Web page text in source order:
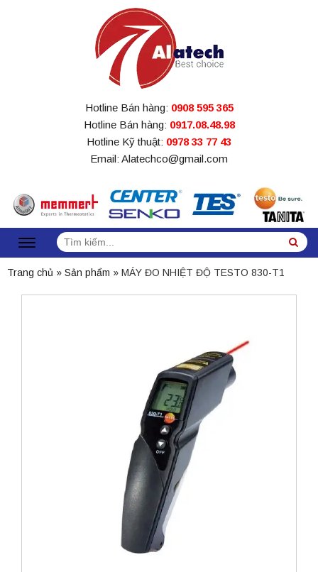
Hotline Bán hàng: 0908 595 365
Hotline Bán hàng: 0917.08.48.98
Hotline Kỹ thuật: 0978 33 77 43
Email: Alatechco@gmail.com
Tìm
kiếm:
Trang chủ » Sản phẩm » MÁY ĐO NHIỆT ĐỘ TESTO 830-T1